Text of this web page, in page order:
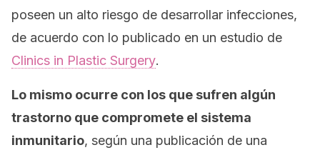
poseen un alto riesgo de desarrollar infecciones,
de acuerdo con lo publicado en un estudio de
Clinics in Plastic Surgery.
Lo mismo ocurre con los que sufren algún
trastorno que compromete el sistema
inmunitario, según una publicación de una